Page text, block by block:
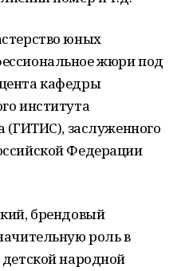
юных
жюри под
кафедры
института
(ГИТИС), заслуженного
Федерации
брендовый
роль в
народной